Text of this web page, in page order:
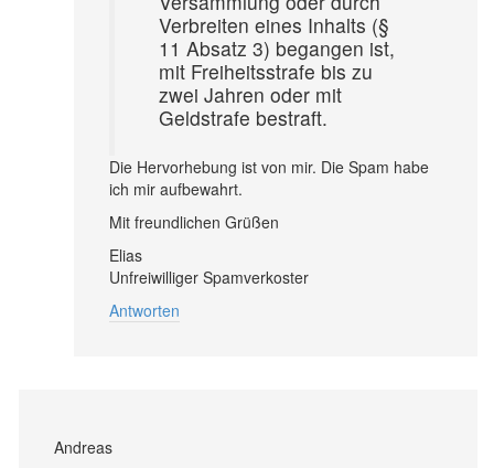
Verbreiten eines Inhalts (§
11 Absatz 3) begangen ist,
mit Freiheitsstrafe bis zu
zwei Jahren oder mit
Geldstrafe bestraft.
Die Hervorhebung ist von mir. Die Spam habe
ich mir aufbewahrt.
Mit freundlichen Grüßen
Elias
Unfreiwilliger Spamverkoster
Antworten
Andreas